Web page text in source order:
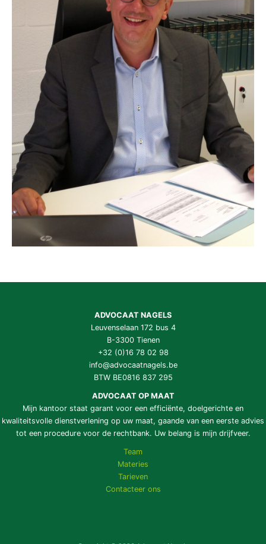
ADVOCAAT NAGELS
Leuvenselaan 172 bus 4
B-3300 Tienen
+32 (0)16 78 02 98
info@advocaatnagels.be
BTW BE0816 837 295
ADVOCAAT OP MAAT
Mijn kantoor staat garant voor een efficiënte, doelgerichte en
kwaliteitsvolle dienstverlening op uw maat, gaande van een eerste advies
tot een procedure voor de rechtbank. Uw belang is mijn drijfveer.
Team
Materies
Tarieven
Contacteer ons